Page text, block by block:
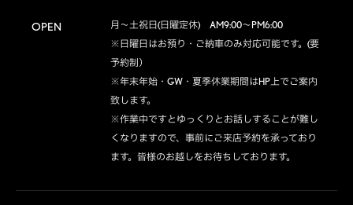
OPEN
月～土祝日(日曜定休)　AM9:00～PM6:00
※日曜日はお預り・ご納車のみ対応可能です。(要
予約制）
※年末年始・GW・夏季休業期間はHP上でご案内
致します。
※作業中ですとゆっくりとお話しすることが難し
くなりますので、事前にご来店予約を承っており
ます。皆様のお越しをお待ちしております。